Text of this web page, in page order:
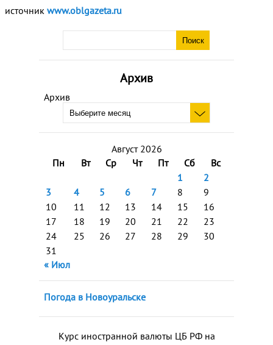
Архив
Архив
Август 2026
Пн
Вт Ср Чт Пт Сб
Вс
1
2
3
4 5 6 7 8
9
10
11 12 13 14 15
16
17
18 19 20 21 22
23
24
25 26 27 28 29
30
31
« Июл
Погода в Новоуральске
Курс иностранной валюты ЦБ РФ на
источник www.oblgazeta.ru